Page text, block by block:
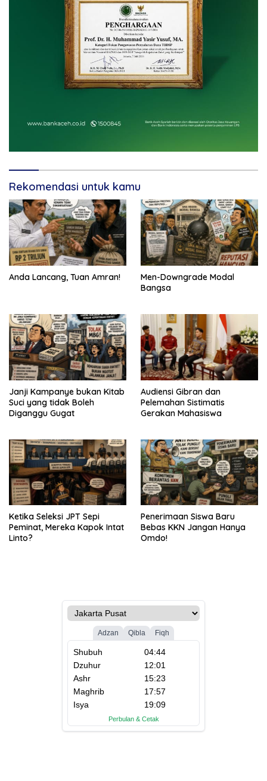
Rekomendasi untuk kamu
Anda Lancang, Tuan Amran!
Men-Downgrade Modal
Bangsa
Janji Kampanye bukan Kitab
Suci yang tidak Boleh
Diganggu Gugat
Audiensi Gibran dan
Pelemahan Sistimatis
Gerakan Mahasiswa
Ketika Seleksi JPT Sepi
Peminat, Mereka Kapok Intat
Linto?
Penerimaan Siswa Baru
Bebas KKN Jangan Hanya
Omdo!